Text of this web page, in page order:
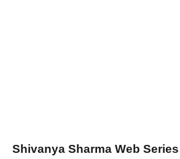
Shivanya Sharma Web